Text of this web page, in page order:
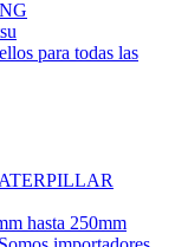
para todas las
hasta 250mm